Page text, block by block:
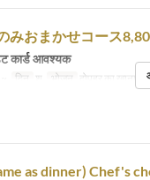
みおまかせコース
कार्ड आवश्यक
दिन श भोजन दोपहर का खाना
as dinner) Chef's